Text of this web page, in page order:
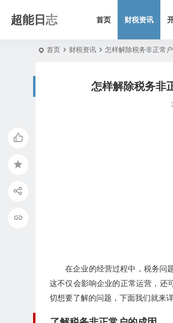
超能日志 首页 财税资讯
首页 财税资讯 怎样解除税务非正常
怎样解除税务非
在企业的经营过程中，税务问
这不仅会影响企业的正常运营，还
切想要了解的问题，下面我们就来